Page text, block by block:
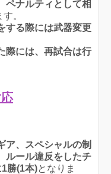
ペナルティとして相
。
する際には武器変更
際には、再試合は行
ア、スペシャルの制
ルール違反をしたチ
勝(1本)となりま